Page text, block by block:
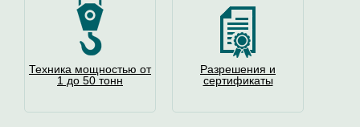
Техника мощностью от
1 до 50 тонн
Разрешения и
сертификаты